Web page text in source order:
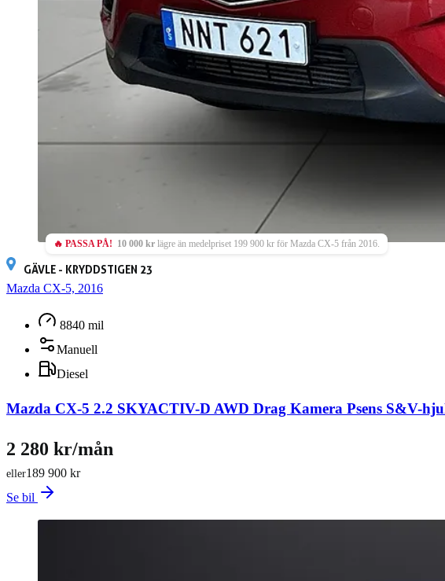
🔥 PASSA PÅ! 10 000 kr lägre än medelpriset 199 900 kr för Mazda CX-5 från 2016.
GÄVLE - KRYDDSTIGEN 23
Mazda CX-5, 2016
8840 mil
Manuell
Diesel
Mazda CX-5 2.2 SKYACTIV-D AWD Drag Kamera Psens S&V-
189 900 kr
eller
2 280 kr/mån
Se bil